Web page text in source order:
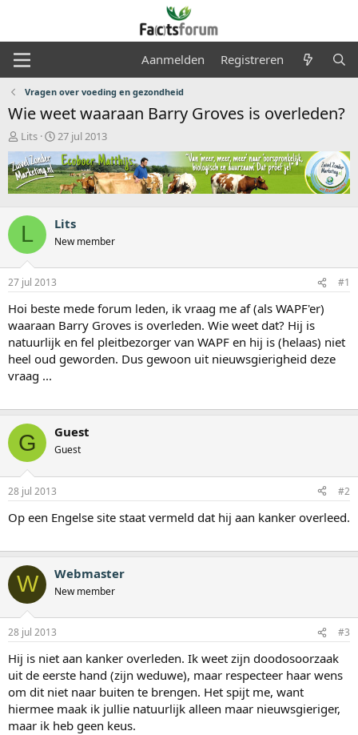
Aanmelden Registreren
Vragen over voeding en gezondheid
Wie weet waaraan Barry Groves is overleden?
O
n
d
e
r
e
p
s
t
a
r
t
e
r
Lits
S
t
a
r
t
a
t
m
27 jul 2013
L Lits
New member
27 jul 2013 #1
Hoi beste mede forum leden, ik vraag me af (als WAPF'er)
waaraan Barry Groves is overleden. Wie weet dat? Hij is
natuurlijk en fel pleitbezorger van WAPF en hij is (helaas) niet
heel oud geworden. Dus gewoon uit nieuwsgierigheid deze
vraag ...
G Guest
Guest
28 jul 2013 #2
Op een Engelse site staat vermeld dat hij aan kanker overleed.
W Webmaster
New member
28 jul 2013 #3
Hij is niet aan kanker overleden. Ik weet zijn doodosoorzaak
uit de eerste hand (zijn weduwe), maar respecteer haar wens
om dit niet naar buiten te brengen. Het spijt me, want
hiermee maak ik jullie natuurlijk alleen maar nieuwsgieriger,
maar ik heb geen keus.